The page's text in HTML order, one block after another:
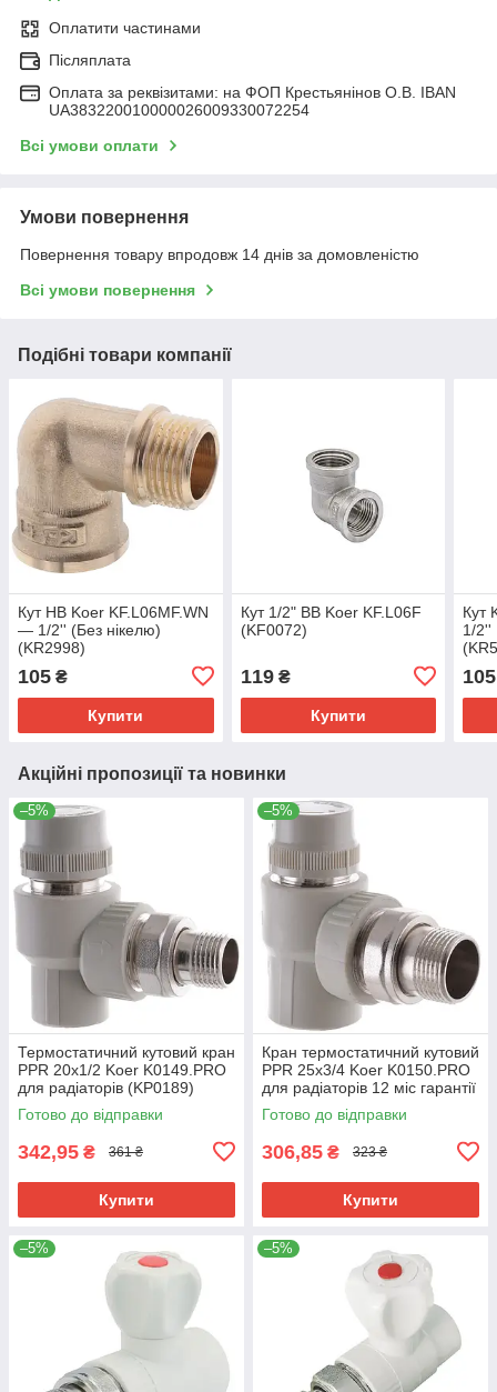
Оплатити частинами
Післяплата
Оплата за реквізитами: на ФОП Крестьянінов О.В. IBAN
UA383220010000026009330072254
Всі умови оплати
Умови повернення
Повернення товару впродовж 14 днів за домовленістю
Всі умови повернення
Подібні товари компанії
Кут НВ Koer KF.L06MF.WN
— 1/2'' (Без нікелю)
(KR2998)
105 ₴
Купити
Кут 1/2" ВВ Koer KF.L06F
(KF0072)
119₴
Купити
Кут
1/2''
105
Акційні пропозиції та новинки
–5%
Термостатичний кутовий кран
PPR 20x1/2 Koer K0149.PRO
для радіаторів (KP0189)
Готово до відправки
342,95 ₴ 361 ₴
Купити
–5%
Кран термостатичний кутовий
PPR 25x3/4 Koer K0150.PRO
для радіаторів 12 міс гарантії
(KP0190)
Готово до відправки
306,85 ₴ 323 ₴
Купити
–5% –5%